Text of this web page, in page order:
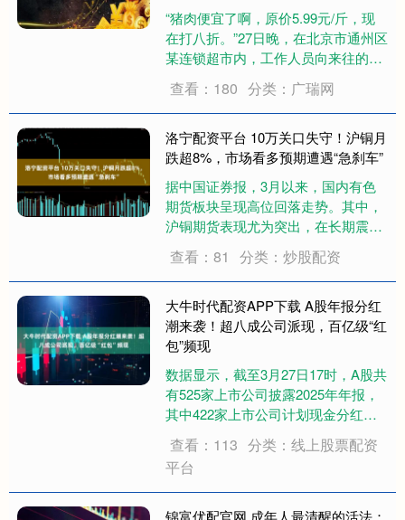
“猪肉便宜了啊，原价5.99元/斤，现
在打八折。”27日晚，在北京市通州区
某连锁超市内，工作人员向来往的顾
客介绍着。 中新经纬在该超市看到，
最便宜的猪肉是前腿肉，售价5.99元/
斤，打八折后则是4.792元/斤；后腿
肉、五花肉、排骨的售价相....
查看：180 分类：广瑞网
洛宁配资平台 10万关口失守！沪铜月
跌超8%，市场看多预期遭遇“急刹车”
据中国证券报，3月以来，国内有色
期货板块呈现高位回落走势。其中，
沪铜期货表现尤为突出，在长期震荡
元/吨关口，本月以来累计跌超8%，
与市场前期的看多预期形成鲜明反
差。 业内人士认为，本轮铜价调整的
核心在于市场....
查看：81 分类：炒股配资
大牛时代配资APP下载 A股年报分红
潮来袭！超八成公司派现，百亿级“红
包”频现
数据显示，截至3月27日17时，A股共
有525家上市公司披露2025年年报，
其中422家上市公司计划现金分红，
看，30家上市公司拟进行转增股份。
其中，寒武纪、海通发展、华海诚
科、海顺新材、好上好等公司拟转....
查看：113 分类：线上股票配资
平台
锦富优配官网 成年人最清醒的活法：